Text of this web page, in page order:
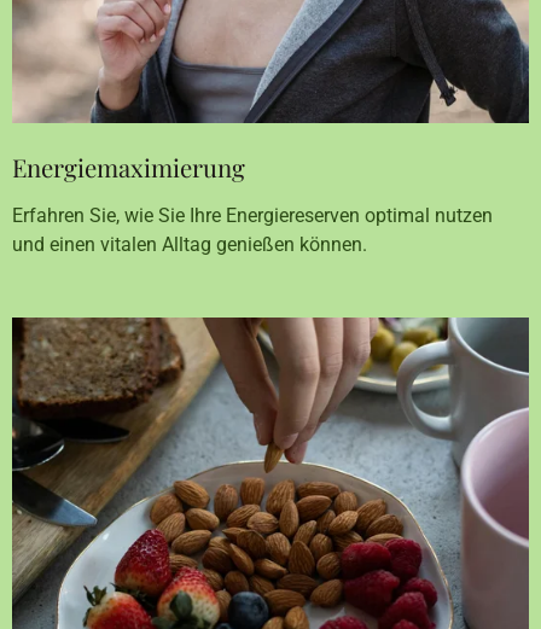
Energiemaximierung
Erfahren Sie, wie Sie Ihre Energiereserven optimal nutzen
und einen vitalen Alltag genießen können.